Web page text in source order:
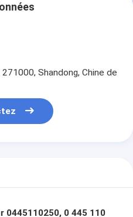
Shandong, Chine de
0445110250, 0 445 110